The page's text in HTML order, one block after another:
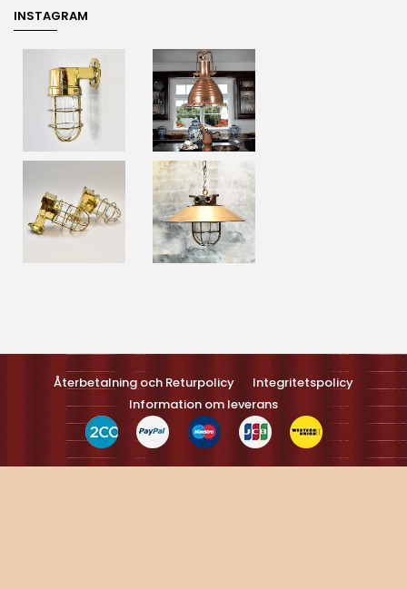
INSTAGRAM
Återbetalning och Returpolicy
Integritetspolicy
Information om leverans
Turns on site high speed to be attractive feller people and search
engines.